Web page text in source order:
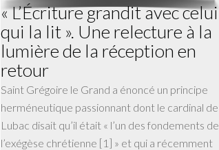
« L’Écriture grandit avec celui
qui la lit ». Une relecture à la
lumière de la réception en
retour
Saint Grégoire le Grand a énoncé un principe
herméneutique passionnant dont le cardinal de
Lubac disait qu’il était « l’un des fondements de
l’exégèse chrétienne [1] » et qui a récemment